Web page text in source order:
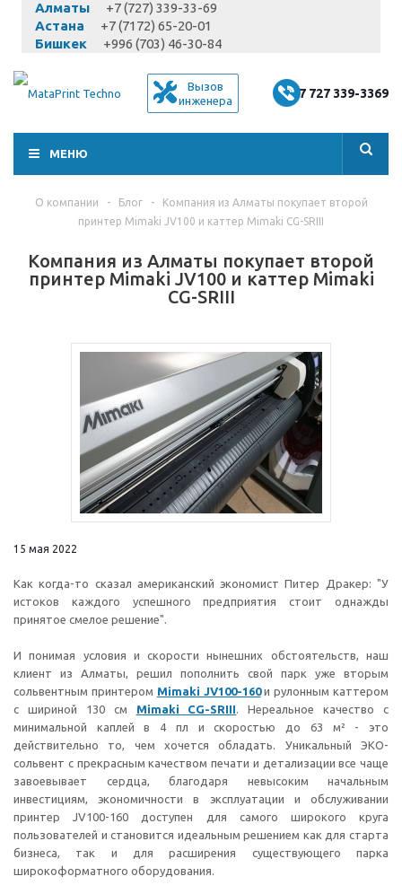
Алматы
+7 (727) 339-33-69
Астана
+7 (7172) 65-20-01
Бишкек
+996 (703) 46-30-84
Вызов
инженера
+7 727 339-3369
МЕНЮ
О компании - Блог -
Компания из Алматы покупает второй
принтер Mimaki JV100 и каттер Mimaki CG-SRIII
Компания из Алматы покупает второй
принтер Mimaki JV100 и каттер Mimaki
CG-SRIII
15 мая 2022
Как когда-то сказал американский экономист Питер Дракер: "У
истоков каждого успешного предприятия стоит однажды
принятое смелое решение".
И понимая условия и скорости нынешних обстоятельств, наш
клиент из Алматы, решил пополнить свой парк уже вторым
сольвентным принтером Mimaki JV100-160и рулонным каттером
с шириной 130 см
Mimaki CG-SRIII. Нереальное качество с
минимальной каплей в 4 пл и скоростью до 63 м² - это
действительно то, чем хочется обладать. Уникальный ЭКО-
сольвент с прекрасным качеством печати и детализации все чаще
завоевывает сердца, благодаря невысоким начальным
инвестициям, экономичности в эксплуатации и обслуживании
принтер JV100-160 доступен для самого широкого круга
пользователей и становится идеальным решением как для старта
бизнеса, так и для расширения существующего парка
широкоформатного оборудования.